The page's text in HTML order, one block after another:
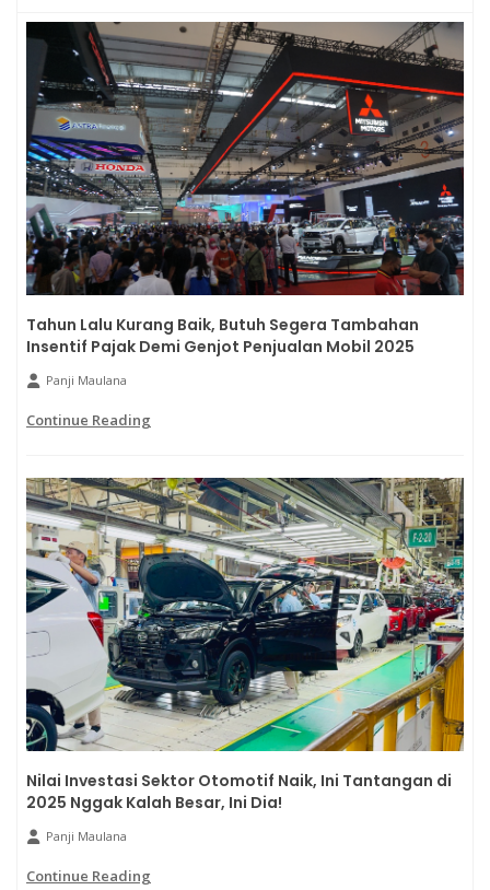
Tahun Lalu Kurang Baik, Butuh Segera Tambahan
Insentif Pajak Demi Genjot Penjualan Mobil 2025
Panji Maulana
Continue Reading
Nilai Investasi Sektor Otomotif Naik, Ini Tantangan di
2025 Nggak Kalah Besar, Ini Dia!
Panji Maulana
Continue Reading